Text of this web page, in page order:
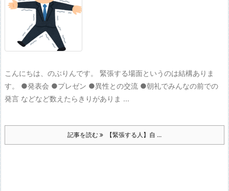
こんにちは、のぶりんです。 緊張する場面というのは結構ありま
す。 ●発表会 ●プレゼン ●異性との交流 ●朝礼でみんなの前での
発言 などなど数えたらきりがありま ...
記事を読む 【緊張する人】自 ...